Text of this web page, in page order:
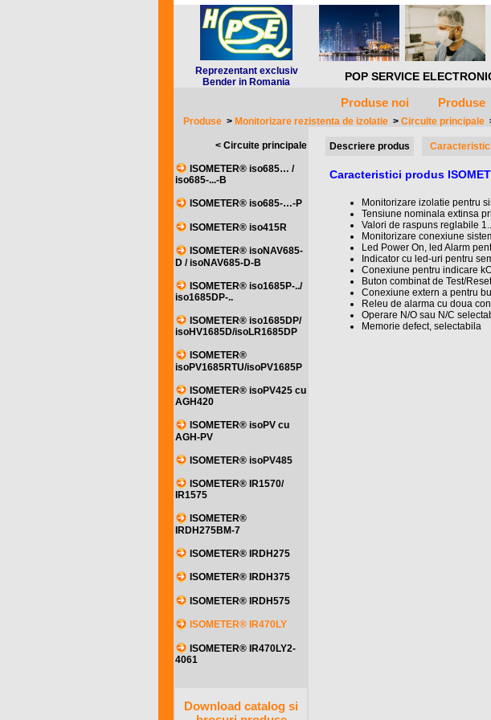
Reprezentant exclusiv
Bender in Romania
POP SERVICE
Produse noi Produse
Produse > Monitorizare rezistenta de izolatie > Circuite principale
< Circuite principale
ISOMETER® iso685… /
iso685-...-B
ISOMETER® iso685-…-P
ISOMETER® iso415R
ISOMETER® isoNAV685-
D / isoNAV685-D-B
ISOMETER® iso1685P-../
iso1685DP-..
ISOMETER® iso1685DP/
isoHV1685D/isoLR1685DP
ISOMETER®
isoPV1685RTU/isoPV1685P
ISOMETER® isoPV425 cu
AGH420
ISOMETER® isoPV cu
AGH-PV
ISOMETER® isoPV485
ISOMETER® IR1570/
IR1575
ISOMETER®
IRDH275BM-7
ISOMETER® IRDH275
ISOMETER® IRDH375
ISOMETER® IRDH575
ISOMETER® IR470LY
ISOMETER® IR470LY2-
4061
Download catalog si
Descriere produs
Caracteristici produs
Monitorizare izolatie pentru
Tensiune nominala extinsa
Valori de raspuns reglabile
Monitorizare conexiune
Led Power On, led Alarm
Indicator cu led-uri pentru
Conexiune pentru indicare
Buton combinat de Test/Reset
Conexiune extern a pentru
Releu de alarma cu doua
Operare N/O sau N/C
Memorie defect, selectabila